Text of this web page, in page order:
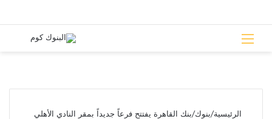
القائمة
الرئيسية/بنوك/بنك القاهرة يفتتح فرعاً جديداً بمقر النادي الأهلي